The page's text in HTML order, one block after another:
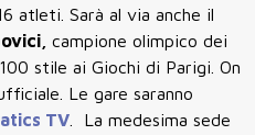
atleti. Sarà al via anche il
campione olimpico dei
stile ai Giochi di Parigi. On
Le gare saranno
TV
La medesima sede